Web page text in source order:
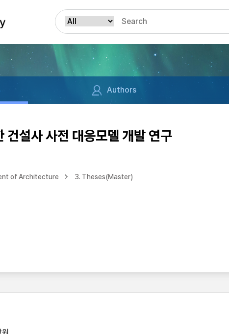
Authors
건설사 사전 대응모델 개발 연구
of Architecture 3. Theses(Master)